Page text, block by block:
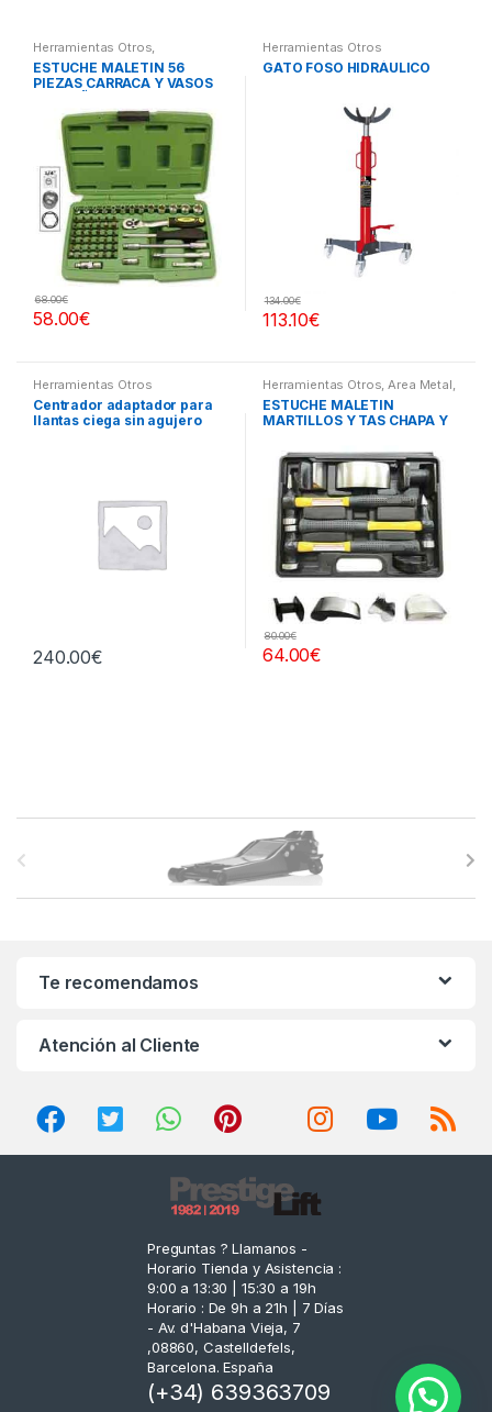
Herramientas Otros,
Herramientas De Mano,
Herramientas De Mano,
Maletines Herramientas,
Extractores, Compresímetros,
ESTUCHE MALETIN 56
PIEZAS CARRACA Y VASOS
58.00€
68.00€
Herramientas Otros
GATO FOSO HIDRÁULICO
113.10€
134.00€
Herramientas Otros
Centrador adaptador para
llantas ciega sin agujero
240.00€
Herramientas Otros,Area Metal,
Roscas, Herramientas Chapa y
Pintura,Maletines Herramientas,
Extractores, Compresímetros,
ESTUCHE MALETIN
MARTILLOS Y TAS CHAPA Y
64.00€
80.00€
Te recomendamos
Atención al Cliente
Preguntas ? Llamanos -
Horario Tienda y Asistencia :
9:00 a 13:30 | 15:30 a 19h
Horario : De 9h a 21h | 7 Días
- Av. d'Habana Vieja, 7
,08860, Castelldefels,
Barcelona. España
(+34) 639363709